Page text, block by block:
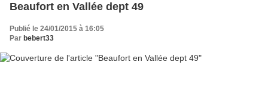
Beaufort en Vallée dept 49
Publié le 24/01/2015 à 16:05
Par bebert33